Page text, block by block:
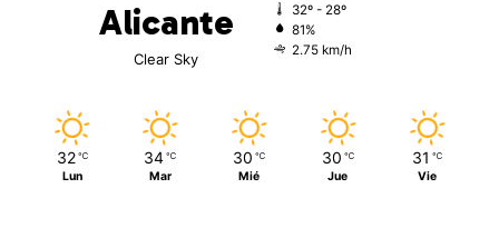
Alicante
Clear Sky
32º - 28º
81%
2.75 km/h
32 ℃
Lun
34 ℃
Mar
30 ℃
Mié
30 ℃
Jue
31 ℃
Vie